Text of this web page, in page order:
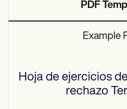
PDF
Example
Hoja de ejercicios
rechazo